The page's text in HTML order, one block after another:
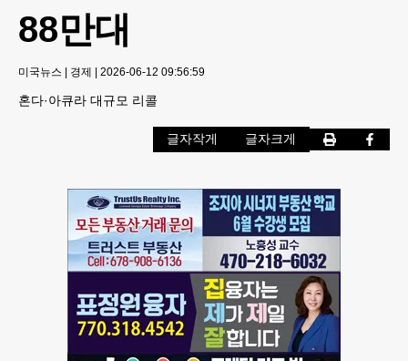
88만대
미국뉴스 | 경제 | 2026-06-12 09:56:59
혼다·아큐라 대규모 리콜
글자작게 글자크게